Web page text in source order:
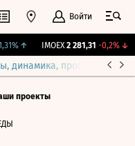
Войти
↑ IMOEX 2 281,31 -0,2%↓
динамика, прогнозы
проекты